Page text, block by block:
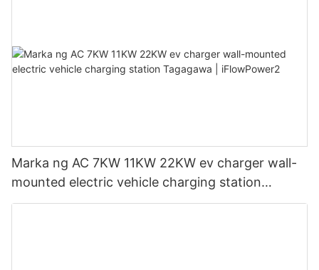
Marka ng AC 7KW 11KW 22KW ev charger wall-
mounted electric vehicle charging station
Tagagawa | iFlowPower2